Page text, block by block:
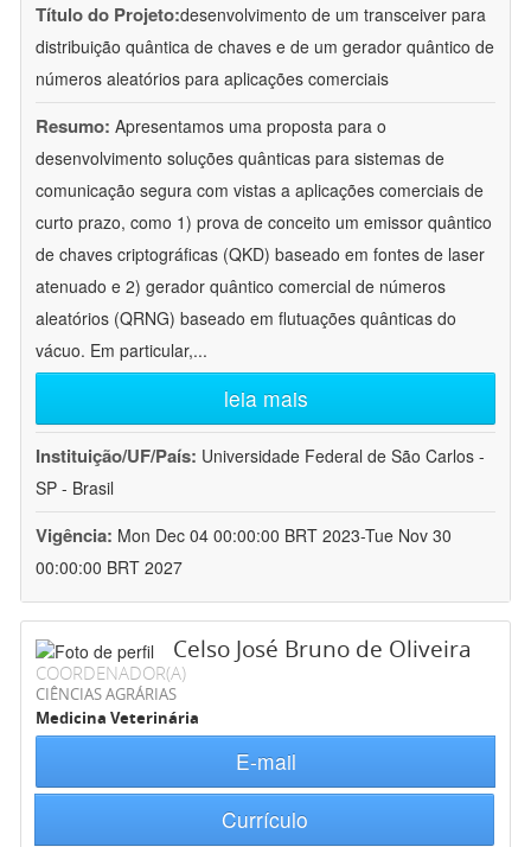
Título do Projeto:desenvolvimento de um transceiver para
distribuição quântica de chaves e de um gerador quântico de
números aleatórios para aplicações comerciais
Resumo: Apresentamos uma proposta para o
desenvolvimento soluções quânticas para sistemas de
comunicação segura com vistas a aplicações comerciais de
curto prazo, como 1) prova de conceito um emissor quântico
de chaves criptográficas (QKD) baseado em fontes de laser
atenuado e 2) gerador quântico comercial de números
aleatórios (QRNG) baseado em flutuações quânticas do
vácuo. Em particular,...
leia mais
Instituição/UF/País: Universidade Federal de São Carlos -
SP - Brasil
Vigência: Mon Dec 04 00:00:00 BRT 2023-Tue Nov 30
00:00:00 BRT 2027
Celso José Bruno de Oliveira
COORDENADOR(A)
CIÊNCIAS AGRÁRIAS
Medicina Veterinária
E-mail
Currículo